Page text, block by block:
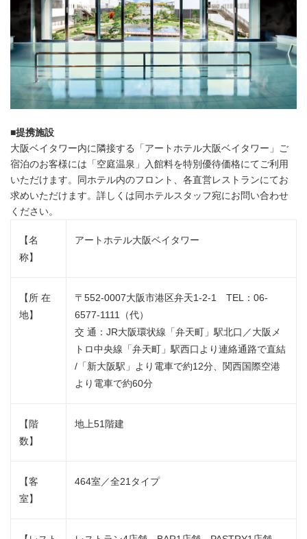
■提携施設
大阪ベイタワー内に隣接する「アートホテル大阪ベイタワー」ご
宿泊のお客様には「空庭温泉」入館料を特別優待価格にてご利用
いただけます。同ホテル内のフロント、各直営レストランにてお
求めいただけます。詳しくは同ホテルスタッフ宛にお問い合わせ
ください。
【名
称】
アートホテル大阪ベイタワー
【所 在
地】
〒552-0007大阪市港区弁天1-2-1 TEL：06-
6577-1111（代）
交 通：JR大阪環状線「弁天町」駅北口／大阪メ
トロ中央線「弁天町」駅西口より連絡通路で直結
/「新大阪駅」より電車で約12分、関西国際空港
より電車で約60分
【階
数】
地上51階建
【客
室】
464室／全21タイプ